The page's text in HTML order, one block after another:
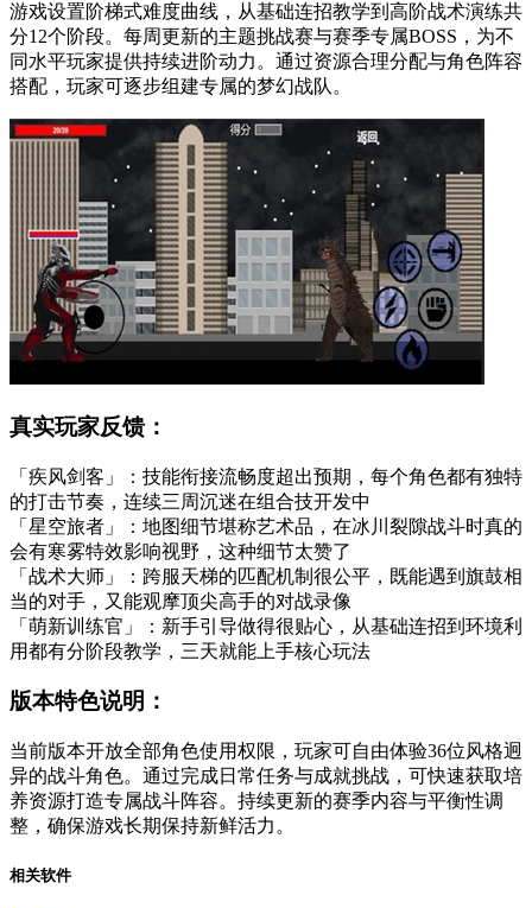
游戏设置阶梯式难度曲线，从基础连招教学到高阶战术演练共
分12个阶段。每周更新的主题挑战赛与赛季专属BOSS，为不
同水平玩家提供持续进阶动力。通过资源合理分配与角色阵容
搭配，玩家可逐步组建专属的梦幻战队。
真实玩家反馈：
「疾风剑客」：技能衔接流畅度超出预期，每个角色都有独特
的打击节奏，连续三周沉迷在组合技开发中
「星空旅者」：地图细节堪称艺术品，在冰川裂隙战斗时真的
会有寒雾特效影响视野，这种细节太赞了
「战术大师」：跨服天梯的匹配机制很公平，既能遇到旗鼓相
当的对手，又能观摩顶尖高手的对战录像
「萌新训练官」：新手引导做得很贴心，从基础连招到环境利
用都有分阶段教学，三天就能上手核心玩法
版本特色说明：
当前版本开放全部角色使用权限，玩家可自由体验36位风格迥
异的战斗角色。通过完成日常任务与成就挑战，可快速获取培
养资源打造专属战斗阵容。持续更新的赛季内容与平衡性调
整，确保游戏长期保持新鲜活力。
相关软件